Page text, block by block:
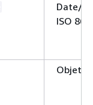
Date/
ISO
Objet